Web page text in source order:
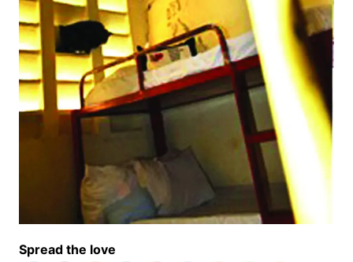
Spread the love